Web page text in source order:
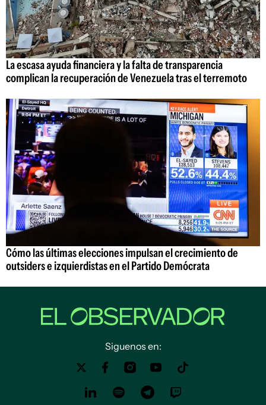
La escasa ayuda financiera y la falta de transparencia
complican la recuperación de Venezuela tras el terremoto
Cómo las últimas elecciones impulsan el crecimiento de
outsiders e izquierdistas en el Partido Demócrata
Siguenos en: